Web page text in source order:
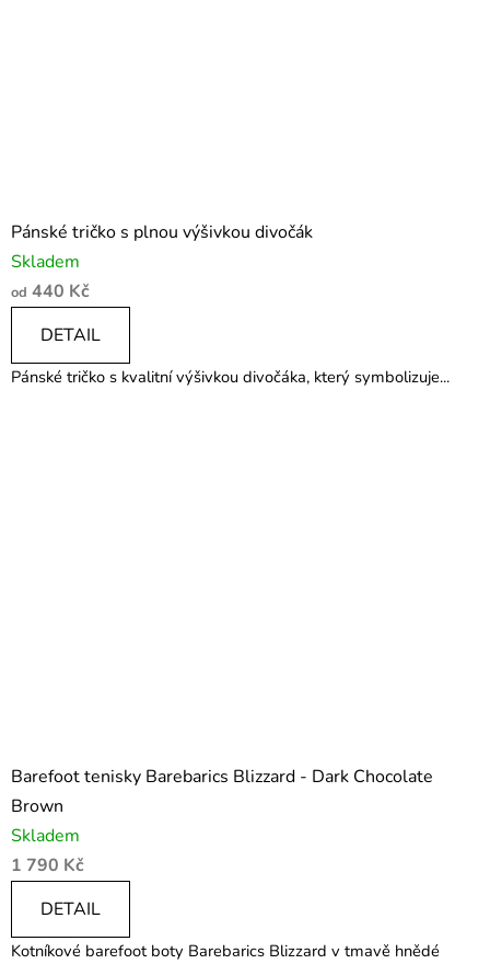
Pánské tričko s plnou výšivkou divočák
Skladem
od 440 Kč
DETAIL
Pánské tričko s kvalitní výšivkou divočáka, který symbolizuje...
Barefoot tenisky Barebarics Blizzard - Dark Chocolate
Brown
Skladem
1 790 Kč
DETAIL
Kotníkové barefoot boty Barebarics Blizzard v tmavě hnědé